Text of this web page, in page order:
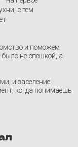
— на
—
dos
как
острова